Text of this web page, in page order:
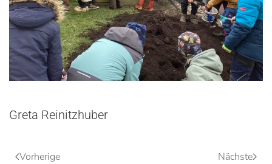
Greta Reinitzhuber
Vorherige Nächste